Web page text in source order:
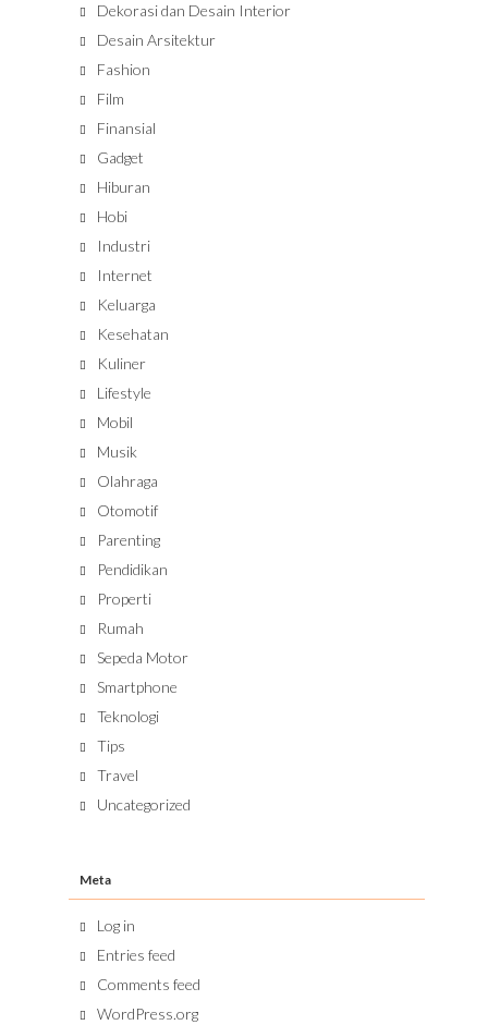
Dekorasi dan Desain Interior
Desain Arsitektur
Fashion
Film
Finansial
Gadget
Hiburan
Hobi
Industri
Internet
Keluarga
Kesehatan
Kuliner
Lifestyle
Mobil
Musik
Olahraga
Otomotif
Parenting
Pendidikan
Properti
Rumah
Sepeda Motor
Smartphone
Teknologi
Tips
Travel
Uncategorized
Meta
Log in
Entries feed
Comments feed
WordPress.org